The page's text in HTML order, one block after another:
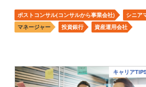
ポストコンサル(コンサルから事業会社)
シニア
マネージャー
投資銀行 資産運用会社
キャリア